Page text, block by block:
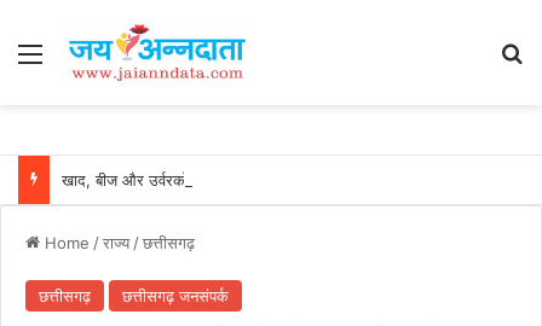
Menu
Home /राज्य/छत्तीसगढ़
छत्तीसगढ़ छत्तीसगढ़ जनसंपर्क